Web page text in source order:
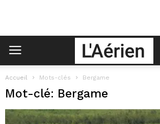
Accueil Mots-clés Bergame
Mot-clé: Bergame